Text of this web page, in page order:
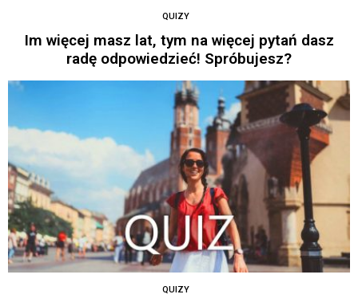
QUIZY
Im więcej masz lat, tym na więcej pytań dasz
radę odpowiedzieć! Spróbujesz?
QUIZY